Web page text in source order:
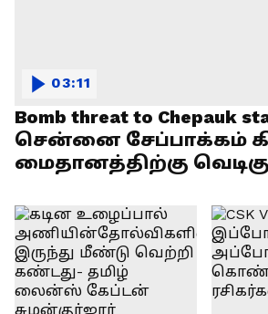
Bomb threat to Chepauk
சென்னை சேப்பாக்கம்
மைதானத்திற்கு
03:11